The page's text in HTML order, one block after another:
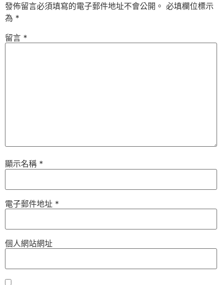
發佈留言必須填寫的電子郵件地址不會公開。 必填欄位標示
為 *
留言 *
顯示名稱 *
電子郵件地址 *
個人網站網址